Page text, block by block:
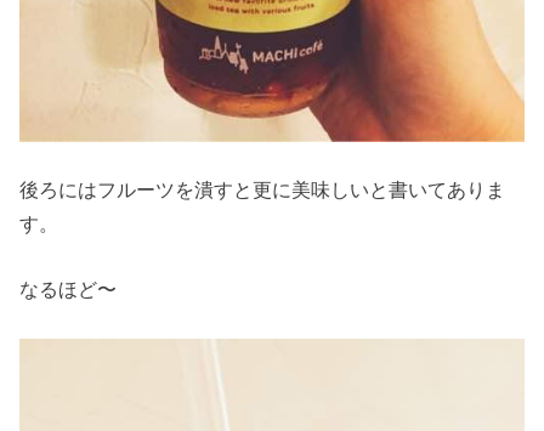
後ろにはフルーツを潰すと更に美味しいと書いてありま
す。
なるほど〜